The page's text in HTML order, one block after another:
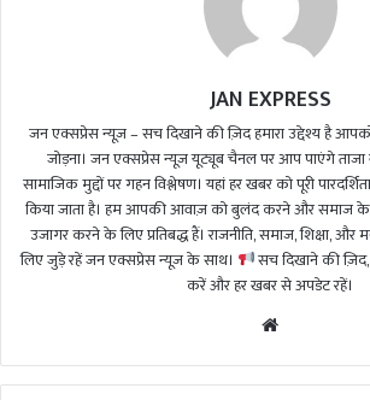
JAN EXPRESS
जन एक्सप्रेस न्यूज़ – सच दिखाने की ज़िद हमारा उद्देश्य है
जोड़ना। जन एक्सप्रेस न्यूज़ यूट्यूब चैनल पर आप पाएंगे ताजा
सामाजिक मुद्दों पर गहन विश्लेषण। यहां हर खबर को पूरी
किया जाता है। हम आपकी आवाज़ को बुलंद करने और समाज के
उजागर करने के लिए प्रतिबद्ध हैं। राजनीति, समाज, शिक्षा,
लिए जुड़े रहें जन एक्सप्रेस न्यूज़ के साथ।
सच दिखाने की
करें और हर खबर से अपडेट रहें।
te